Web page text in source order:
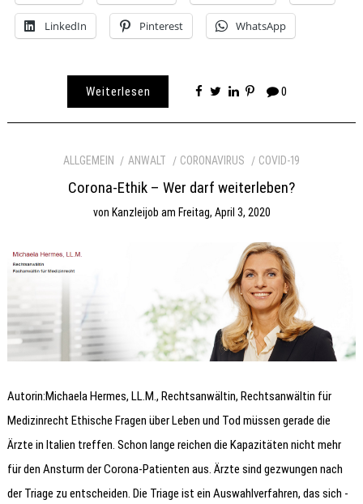
LinkedIn Pinterest WhatsApp
Weiterlesen 0
ALLGEMEIN ANWALT CORONAVIRUS COVID-19
Corona-Ethik – Wer darf weiterleben?
von Kanzleijob am Freitag, April 3, 2020
Autorin:Michaela Hermes, LL.M., Rechtsanwältin, Rechtsanwältin für
Medizinrecht Ethische Fragen über Leben und Tod müssen gerade die
Ärzte in Italien treffen. Schon lange reichen die Kapazitäten nicht mehr
für den Ansturm der Corona-Patienten aus. Ärzte sind gezwungen nach
der Triage zu entscheiden. Die Triage ist ein Auswahlverfahren, das sich -